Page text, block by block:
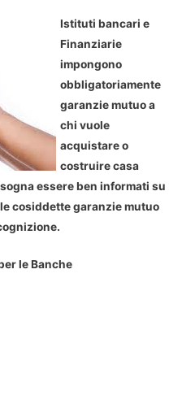
Istituti bancari e
Finanziarie
impongono
obbligatoriamente
garanzie mutuo a
chi vuole
acquistare o
costruire casa
essere ben informati su
cosiddette garanzie mutuo
le Banche